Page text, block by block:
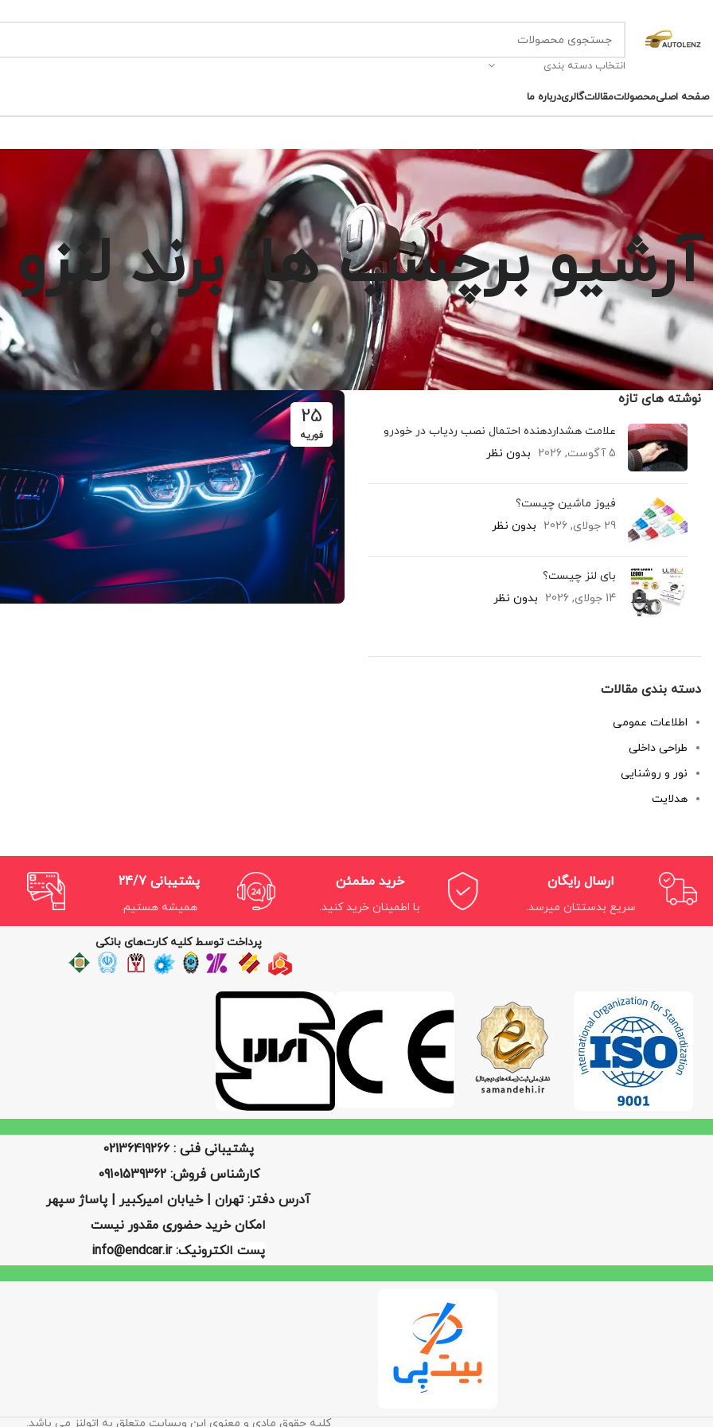
انتخاب دسته بندی
صفحه اصلیمحصولاتمقالاتگالریدرباره ما
آرشیو برچسب ها: برند لنزو
25
فوریه
نوشته های تازه
علامت هشداردهنده احتمال نصب ردیاب در خودرو
5 آگوست, 2026
بدون نظر
فیوز ماشین چیست؟
29 جولای, 2026
بدون نظر
بای لنز چیست؟
14 جولای, 2026
بدون نظر
دسته بندی مقالات
اطلاعات عمومی
طراحی داخلی
نور و روشنایی
هدلایت
ارسال رایگان
سریع بدستتان میرسد.
خرید مطمئن
با اطمینان خرید کنید.
پشتیبانی 24/7
همیشه هستیم.
پرداخت توسط کلیه کارت‌های بانکی
پشتیبانی فنی : 02136419266
کارشناس فروش: 09101539362
آدرس دفتر: تهران | خیابان امیرکبیر | پاساژ سپهر
امکان خرید حضوری مقدور نیست
پست الکترونیک: info@endcar.ir
کلیه حقوق مادی و معنوی این وبسایت متعلق به اتولنز می باشد.